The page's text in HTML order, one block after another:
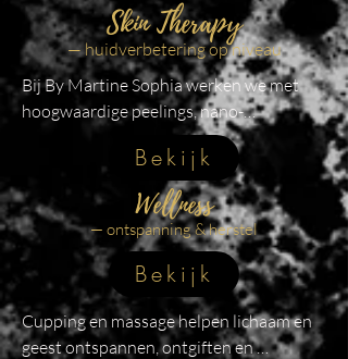
Skin Therapy
— huidverbetering op niveau
Bij By Martine Sophia werken we met
hoogwaardige peelings, nano-
technologie en resultaatgerichte
huidbehandelingen.
Voor een huid die zichtbaar frisser,
gladder en stralender wordt — zonder
agressieve aanpak.
Bekijk
Wellness
— ontspanning & herstel
Bekijk
Cupping en massage helpen lichaam en
geest ontspannen, ontgiften en